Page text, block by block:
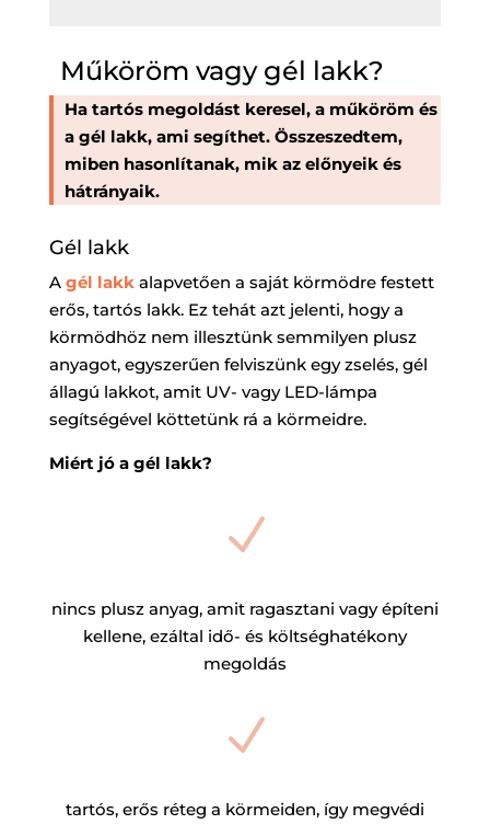
Műköröm vagy gél lakk?
Ha tartós megoldást keresel, a műköröm és
a gél lakk, ami segíthet. Összeszedtem,
miben hasonlítanak, mik az előnyeik és
hátrányaik.
Gél lakk
A gél lakkalapvetően a saját körmödre festett
erős, tartós lakk. Ez tehát azt jelenti, hogy a
körmödhöz nem illesztünk semmilyen plusz
anyagot, egyszerűen felviszünk egy zselés, gél
állagú lakkot, amit UV- vagy LED-lámpa
segítségével köttetünk rá a körmeidre.
Miért jó a gél lakk?
N
nincs plusz anyag, amit ragasztani vagy építeni
kellene, ezáltal idő- és költséghatékony
megoldás
N
tartós, erős réteg a körmeiden, így megvédi